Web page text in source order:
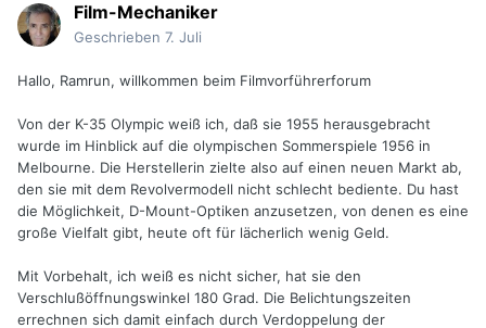
Film-Mechaniker
Geschrieben 7. Juli
Hallo, Ramrun, willkommen beim Filmvorführerforum
Von der K-35 Olympic weiß ich, daß sie 1955 herausgebracht
wurde im Hinblick auf die olympischen Sommerspiele 1956 in
Melbourne. Die Herstellerin zielte also auf einen neuen Markt ab,
den sie mit dem Revolvermodell nicht schlecht bediente. Du hast
die Möglichkeit, D-Mount-Optiken anzusetzen, von denen es eine
große Vielfalt gibt, heute oft für lächerlich wenig Geld.
Mit Vorbehalt, ich weiß es nicht sicher, hat sie den
Verschlußöffnungswinkel 180 Grad. Die Belichtungszeiten
errechnen sich damit einfach durch Verdoppelung der